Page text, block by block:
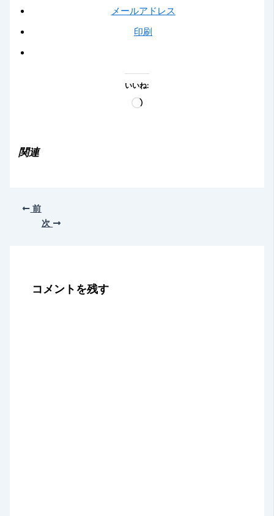
メールアドレス
印刷
いいね:
読
関連
前
次
コメントを残す